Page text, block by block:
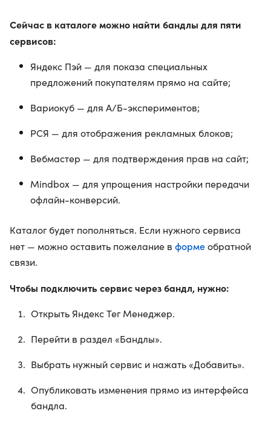
Сейчас в каталоге можно найти бандлы для пяти
сервисов:
Яндекс Пэй — для показа специальных
предложений покупателям прямо на сайте;
Вариокуб — для А/Б-экспериментов;
РСЯ — для отображения рекламных блоков;
Вебмастер — для подтверждения прав на сайт;
Mindbox — для упрощения настройки передачи
офлайн-конверсий.
Каталог будет пополняться. Если нужного сервиса
нет — можно оставить пожелание в формеобратной
связи.
Чтобы подключить сервис через бандл, нужно:
Открыть Яндекс Тег Менеджер.
Перейти в раздел «Бандлы».
Выбрать нужный сервис и нажать «Добавить».
Опубликовать изменения прямо из интерфейса
бандла.